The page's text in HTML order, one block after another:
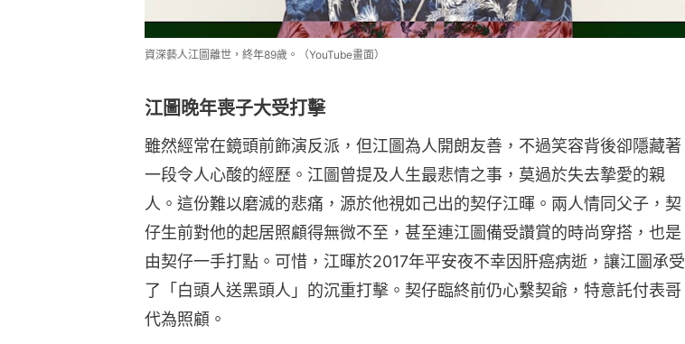
資深藝人江圖離世，終年89歲。（YouTube畫面）
江圖晚年喪子大受打擊
雖然經常在鏡頭前飾演反派，但江圖為人開朗友善，不過笑容背後卻隱藏著
一段令人心酸的經歷。江圖曾提及人生最悲情之事，莫過於失去摯愛的親
人。這份難以磨滅的悲痛，源於他視如己出的契仔江暉。兩人情同父子，契
仔生前對他的起居照顧得無微不至，甚至連江圖備受讚賞的時尚穿搭，也是
由契仔一手打點。可惜，江暉於2017年平安夜不幸因肝癌病逝，讓江圖承受
了「白頭人送黑頭人」的沉重打擊。契仔臨終前仍心繫契爺，特意託付表哥
代為照顧。